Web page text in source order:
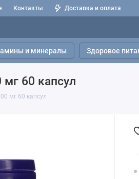
Контакты Доставка и оплата
и минералы Здоровое
60 капсул
мг 60 капсул